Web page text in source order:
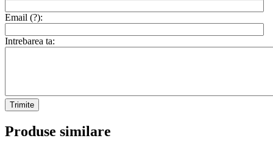
Email (?):
Intrebarea ta:
Trimite
Produse similare